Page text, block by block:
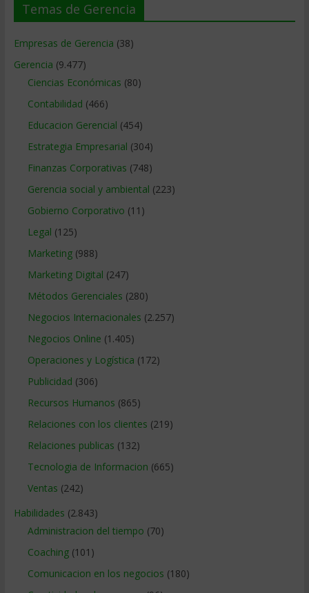
Temas de Gerencia
Empresas de Gerencia (38)
Gerencia (9.477)
Ciencias Económicas (80)
Contabilidad (466)
Educacion Gerencial (454)
Estrategia Empresarial (304)
Finanzas Corporativas (748)
Gerencia social y ambiental (223)
Gobierno Corporativo (11)
Legal (125)
Marketing(988)
Marketing Digital (247)
Métodos Gerenciales (280)
Negocios Internacionales (2.257)
Negocios Online (1.405)
Operaciones y Logística (172)
Publicidad (306)
Recursos Humanos (865)
Relaciones con los clientes (219)
Relaciones publicas (132)
Tecnologia de Informacion (665)
Ventas (242)
Habilidades (2.843)
Administracion del tiempo (70)
Coaching(101)
Comunicacion en los negocios (180)